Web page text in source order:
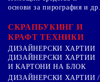
основи за пирография и др.
СКРАПБУКИНГ И
КРАФТ ТЕХНИКИ
ДИЗАЙНЕРСКИ ХАРТИИ
ДИЗАЙНЕРСКИ ХАРТИИ
И КАРТОНИ НА БЛОК
ДИЗАЙНЕРСКИ ХАРТИИ /